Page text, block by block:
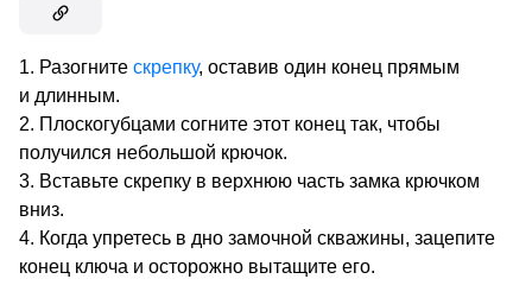
Разогните скрепку, оставив один конец прямым
и длинным.
Плоскогубцами согните этот конец так, чтобы
получился небольшой крючок.
Вставьте скрепку в верхнюю часть замка крючком
вниз.
Когда упретесь в дно замочной скважины, зацепите
конец ключа и осторожно вытащите его.